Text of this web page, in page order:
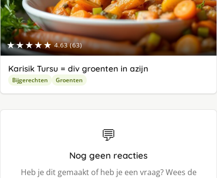
★★★★★ 4.63 (63)
Karisik Tursu = div groenten in azijn
Bijgerechten Groenten
💬
Nog geen reacties
Heb je dit gemaakt of heb je een vraag? Wees de